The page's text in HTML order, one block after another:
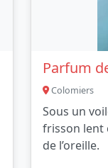
Parfum
Colomiers
Sous un
frisson lent
de l’oreille.